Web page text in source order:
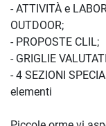
- ATTIVITÀ e
OUTDOOR;
- PROPOSTE CLIL;
- GRIGLIE
- 4 SEZIONI
elementi